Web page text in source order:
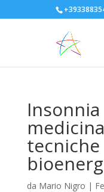
da Mario Nigro |